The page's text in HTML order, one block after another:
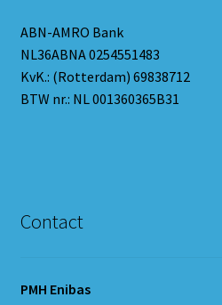
ABN-AMRO Bank
NL36ABNA 0254551483
KvK.: (Rotterdam) 69838712
BTW nr.: NL 001360365B31
Contact
PMH Enibas